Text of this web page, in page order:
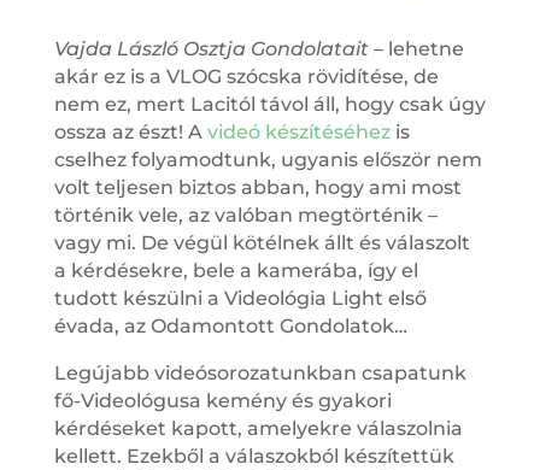
Vajda László Osztja Gondolatait– lehetne
akár ez is a VLOG szócska rövidítése, de
nem ez, mert Lacitól távol áll, hogy csak úgy
ossza az észt! A videó készítéséhezis
cselhez folyamodtunk, ugyanis először nem
volt teljesen biztos abban, hogy ami most
történik vele, az valóban megtörténik –
vagy mi. De végül kötélnek állt és válaszolt
a kérdésekre, bele a kamerába, így el
tudott készülni a Videológia Light első
évada, az Odamontott Gondolatok…
Legújabb videósorozatunkban csapatunk
fő-Videológusa kemény és gyakori
kérdéseket kapott, amelyekre válaszolnia
kellett. Ezekből a válaszokból készítettük